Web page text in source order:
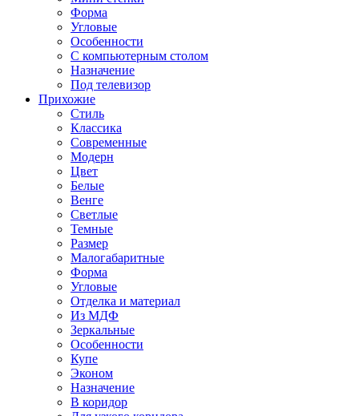
Форма
Угловые
Особенности
С компьютерным столом
Назначение
Под телевизор
Прихожие
Стиль
Классика
Современные
Модерн
Цвет
Белые
Венге
Светлые
Темные
Размер
Малогабаритные
Форма
Угловые
Отделка и материал
Из МДФ
Зеркальные
Особенности
Купе
Эконом
Назначение
В коридор